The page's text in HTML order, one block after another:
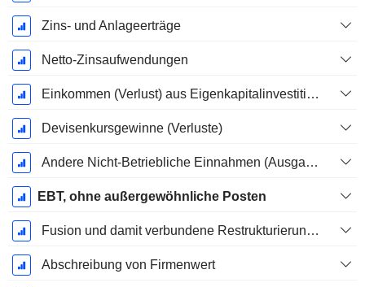
Zins- und Anlageerträge
Netto-Zinsaufwendungen
Einkommen (Verlust) aus Eigenkapitalinvestitionen.
Devisenkursgewinne (Verluste)
Andere Nicht-Betriebliche Einnahmen (Ausgaben)
EBT, ohne außergewöhnliche Posten
Fusion und damit verbundene Restrukturierungskosten
Abschreibung von Firmenwert